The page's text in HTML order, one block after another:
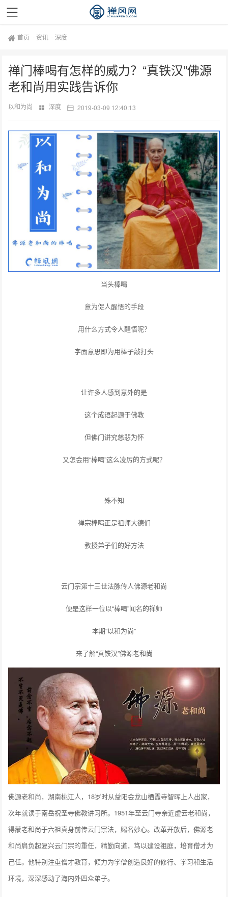
首页 - 资讯 -深度
禅门棒喝有怎样的威力？“真铁汉”佛源
老和尚用实践告诉你
以和为尚 深度 2019-03-09 12:40:13
当头棒喝
意为促人醒悟的手段
用什么方式令人醒悟呢？
字面意思即为用棒子敲打头
让许多人感到意外的是
这个成语起源于佛教
但佛门讲究慈悲为怀
又怎会用“棒喝”这么凌厉的方式呢？
殊不知
禅宗棒喝正是祖师大德们
教授弟子们的好方法
云门宗第十三世法脉传人佛源老和尚
便是这样一位以“棒喝”闻名的禅师
本期“以和为尚”
来了解“真铁汉”佛源老和尚
佛源老和尚，湖南桃江人，18岁时从益阳会龙山栖霞寺智晖上人出家，
次年就读于南岳祝圣寺佛教讲习所。1951年至云门寺亲近虚云老和尚，
得蒙老和尚于六祖真身前传云门宗法，赐名妙心。改革开放后，佛源老
和尚肩负起复兴云门宗的重任，精勤向道，笃以建设祖庭，培育僧才为
己任。他特别注重僧才教育，倾力为学僧创造良好的修行、学习和生活
环境，深深感动了海内外四众弟子。